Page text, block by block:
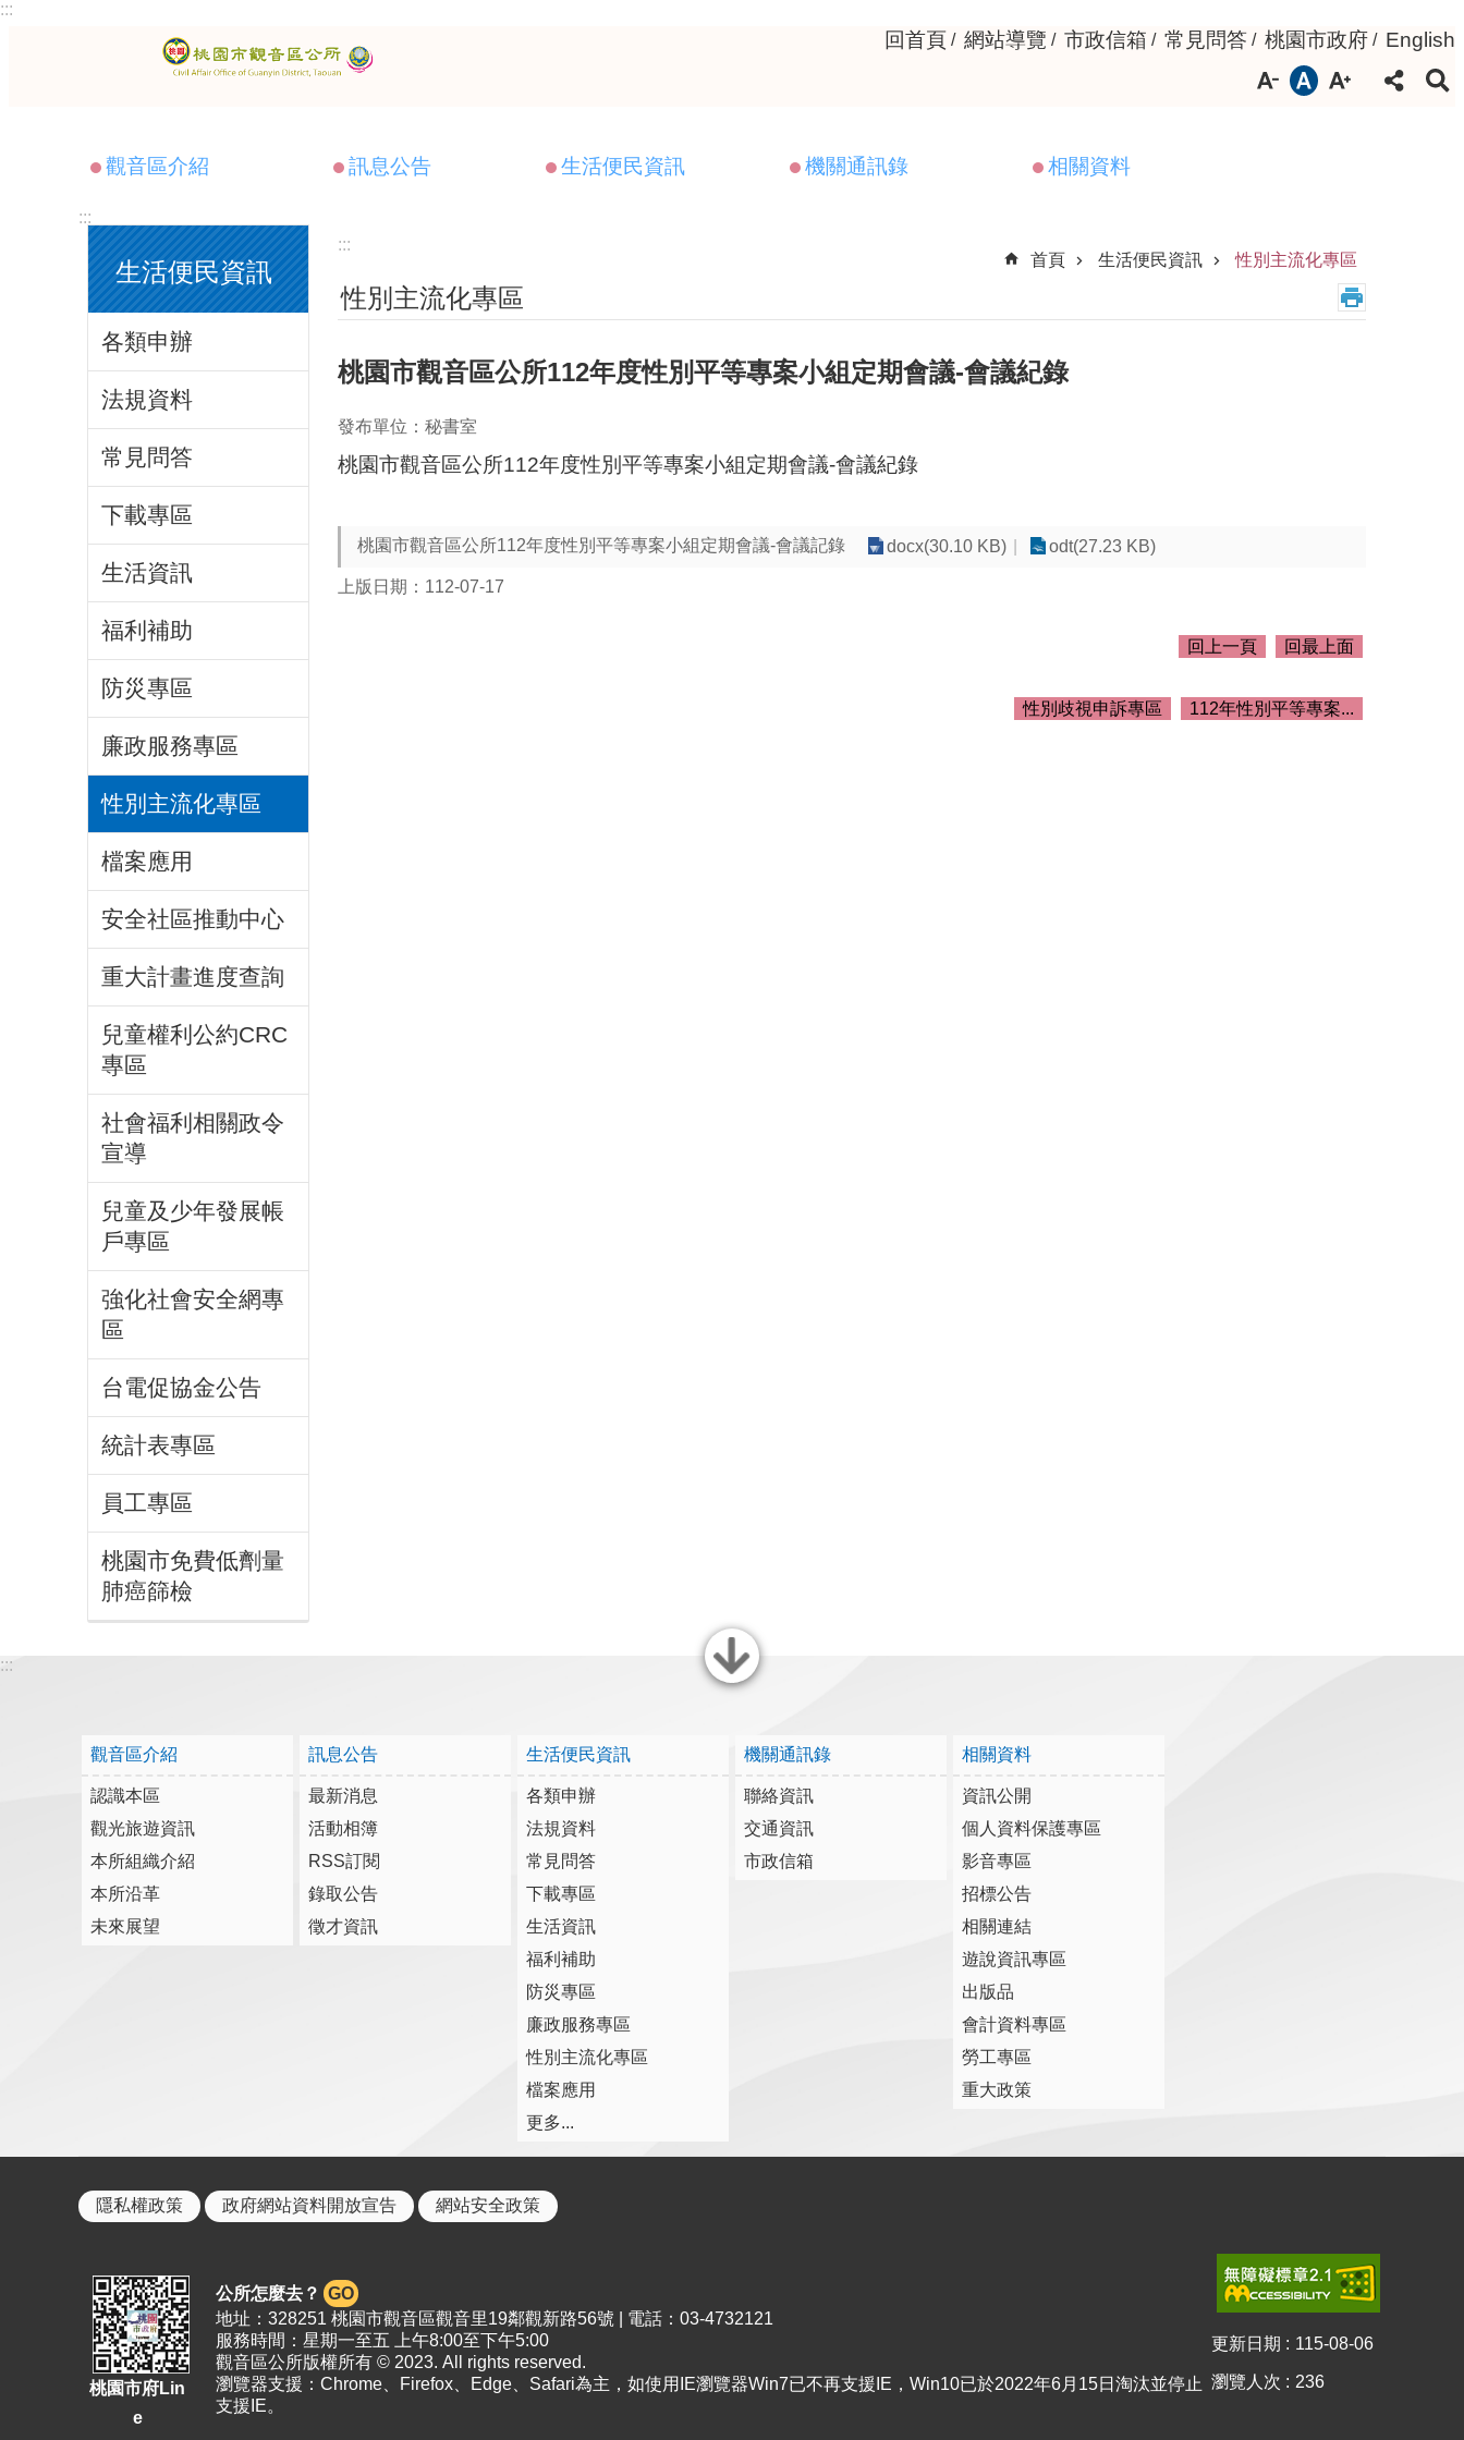
跳到主要內容區塊
:::
回首頁 網站導覽 市政信箱 常見問答 桃園市政府 English
觀音區介紹 訊息公告 生活便民資訊 機關通訊錄 相關資料
:::
生活便民資訊
各類申辦
法規資料
常見問答
下載專區
生活資訊
福利補助
防災專區
廉政服務專區
性別主流化專區
檔案應用
安全社區推動中心
重大計畫進度查詢
兒童權利公約CRC
專區
社會福利相關政令
宣導
兒童及少年發展帳
戶專區
強化社會安全網專
區
台電促協金公告
統計表專區
員工專區
桃園市免費低劑量
肺癌篩檢
:::
首頁
生活便民資訊 性別主流化專區
性別主流化專區
桃園市觀音區公所112年度性別平等專案小組定期會議-會議紀錄
發布單位：秘書室
桃園市觀音區公所112年度性別平等專案小組定期會議-會議紀錄
桃園市觀音區公所112年度性別平等專案小組定期會議-會議記錄 docx(30.10 KB) odt(27.23 KB)
上版日期：112-07-17
回上一頁 回最上面
性別歧視申訴專區 112年性別平等專案...
關閉
:::
觀音區介紹
認識本區
觀光旅遊資訊
本所組織介紹
本所沿革
未來展望
訊息公告
最新消息
活動相簿
RSS訂閱
錄取公告
徵才資訊
生活便民資訊
各類申辦
法規資料
常見問答
下載專區
生活資訊
福利補助
防災專區
廉政服務專區
性別主流化專區
檔案應用
更多...
機關通訊錄
聯絡資訊
交通資訊
市政信箱
相關資料
資訊公開
個人資料保護專區
影音專區
招標公告
相關連結
遊說資訊專區
出版品
會計資料專區
勞工專區
重大政策
隱私權政策 政府網站資料開放宣告 網站安全政策
桃園市府Lin
e
公所怎麼去？ GO
地址：328251 桃園市觀音區觀音里19鄰觀新路56號 | 電話：03-4732121
服務時間：星期一至五 上午8:00至下午5:00
觀音區公所版權所有 © 2023. All rights reserved.
瀏覽器支援：Chrome、Firefox、Edge、Safari為主，如使用IE瀏覽器Win7已不再支援IE，Win10已於2022年6月15日淘汰並停止
支援IE。
更新日期 115-08-06
瀏覽人次 236